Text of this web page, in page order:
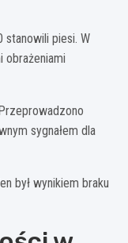
stanowili piesi. W
obrażeniami
sygnałem dla
był wynikiem braku